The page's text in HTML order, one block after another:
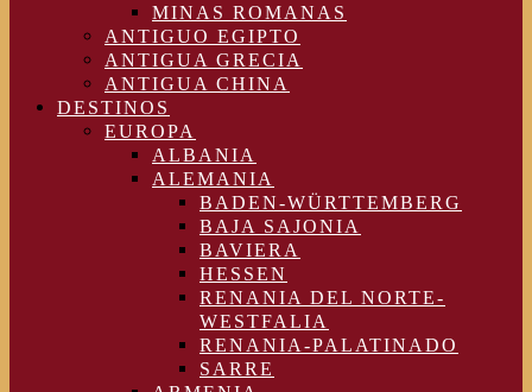
MINAS ROMANAS
ANTIGUO EGIPTO
ANTIGUA GRECIA
ANTIGUA CHINA
DESTINOS
EUROPA
ALBANIA
ALEMANIA
BADEN-WÜRTTEMBERG
BAJA SAJONIA
BAVIERA
HESSEN
RENANIA DEL NORTE-
WESTFALIA
RENANIA-PALATINADO
SARRE